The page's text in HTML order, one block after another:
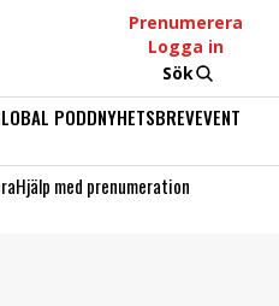
Prenumerera
Logga in
Sök
PODDNYHETSBREVEVENT
Hjälp med prenumeration